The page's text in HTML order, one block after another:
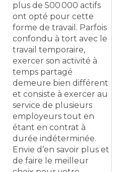
plus de 500 000 actifs
ont opté pour cette
forme de travail. Parfois
confondu à tort avec le
travail temporaire,
exercer son activité à
temps partagé
demeure bien différent
et consiste à exercer au
service de plusieurs
employeurs tout en
étant en contrat à
durée indéterminée.
Envie d’en savoir plus et
de faire le meilleur